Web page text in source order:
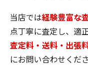
当店では経験豊富な
点丁寧に査定し、適
査定料・送料・出張
にお問い合わせくださ